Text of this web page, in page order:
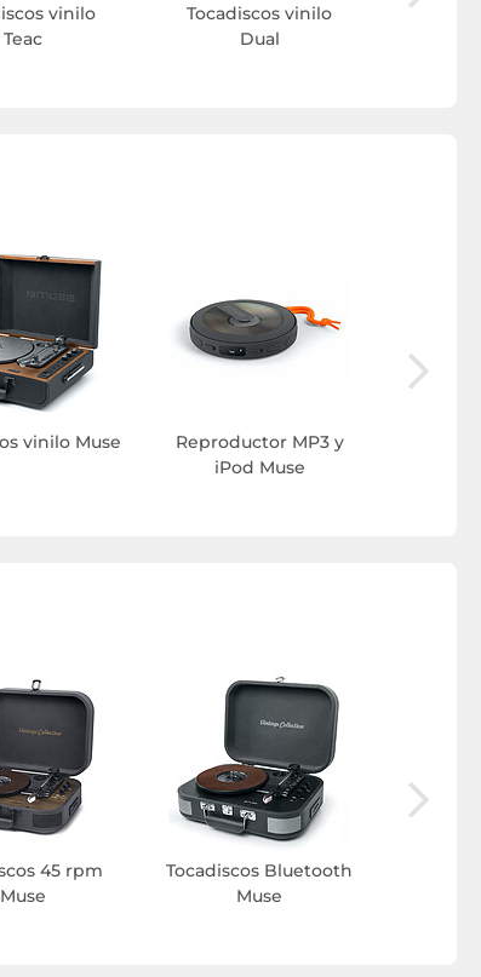
vinilo
Teac
Tocadiscos vinilo
Dual
vinilo Muse
Reproductor MP3 y
iPod Muse
45 rpm
Muse
Tocadiscos Bluetooth
Muse